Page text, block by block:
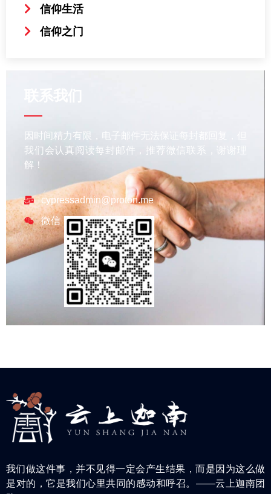
信仰生活
信仰之门
因时间精力有限，电子邮件无法保证每封都回复，但
我们会认真阅读每封邮件，推荐微信联系，谢谢理
解！
cypressadmin@proton.me
微信
我们做这件事，并不见得一定会产生结果，而是因为这么做
是对的，它是我们心里共同的感动和呼召。——云上迦南团